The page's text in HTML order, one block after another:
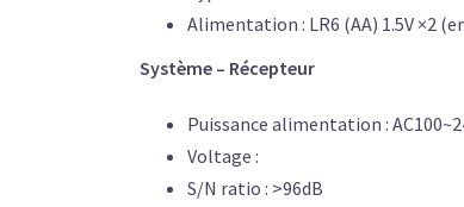
Alimentation : LR6 (AA) 1.5V ×2
Système – Récepteur
Puissance alimentation :
Voltage :
S/N ratio : >96dB